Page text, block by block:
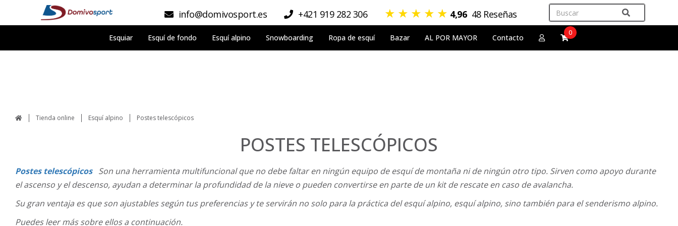
info@domivosport.es +421 919 282 306 ★ ★ ★ ★ ★ 4,96 48 Reseñas
Esquiar Esquí de fondo Esquí alpino Snowboarding Ropa de esquí Bazar AL POR MAYOR Contacto
0
Tienda online Esquí alpino Postes telescópicos
POSTES TELESCÓPICOS
Postes telescópicos Son una herramienta multifuncional que no debe faltar en ningún equipo de esquí de montaña ni de ningún otro tipo. Sirven como apoyo durante
el ascenso y el descenso, ayudan a determinar la profundidad de la nieve o pueden convertirse en parte de un kit de rescate en caso de avalancha.
Su gran ventaja es que son ajustables según tus preferencias y te servirán no solo para la práctica del esquí alpino, esquí alpino, sino también para el senderismo alpino.
Puedes leer más sobre ellos a continuación.